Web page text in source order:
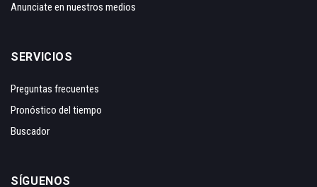
Anunciate en nuestros medios
SERVICIOS
Preguntas frecuentes
Pronóstico del tiempo
Buscador
SÍGUENOS